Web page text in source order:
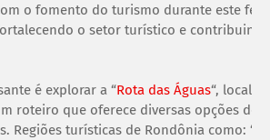
o fomento do turismo durante este
o setor turístico e
é explorar a “Rota das Águas“,
roteiro que oferece diversas opções de
Regiões turísticas de Rondônia como: